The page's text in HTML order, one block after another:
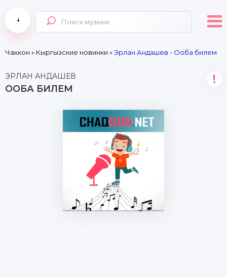
Чаккон » Кыргызские новинки » Эрлан Андашев - Ооба билем
ЭРЛАН АНДАШЕВ
ООБА БИЛЕМ
!